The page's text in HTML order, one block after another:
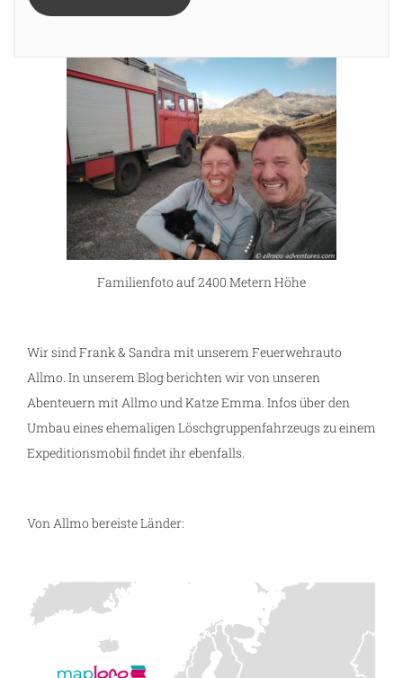
Familienfoto auf 2400 Metern Höhe
Wir sind Frank & Sandra mit unserem Feuerwehrauto
Allmo. In unserem Blog berichten wir von unseren
Abenteuern mit Allmo und Katze Emma. Infos über den
Umbau eines ehemaligen Löschgruppenfahrzeugs zu einem
Expeditionsmobil findet ihr ebenfalls.
Von Allmo bereiste Länder: